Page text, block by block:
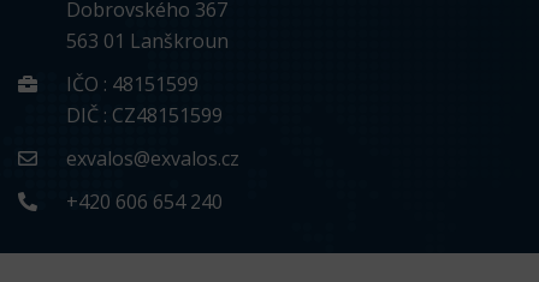
Dobrovského 367
563 01 Lanškroun
IČO : 48151599
DIČ : CZ48151599
exvalos@exvalos.cz
+420 606 654 240